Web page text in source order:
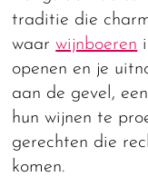
traditie die
waarwijnboeren
openen en je
aan de gevel,
hun wijnen te
gerechten die
komen.